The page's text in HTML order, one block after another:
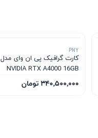
PNY
کارت گرافیک پی ان وای مدل
NVIDIA RTX A4000 16GB
۳۴۰٬۵۰۰٬۰۰۰ تومان